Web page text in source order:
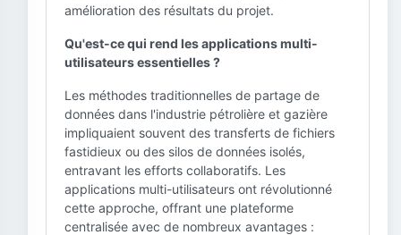
amélioration des résultats du projet.
Qu'est-ce qui rend les applications multi-
utilisateurs essentielles ?
Les méthodes traditionnelles de partage de
données dans l'industrie pétrolière et gazière
impliquaient souvent des transferts de fichiers
fastidieux ou des silos de données isolés,
entravant les efforts collaboratifs. Les
applications multi-utilisateurs ont révolutionné
cette approche, offrant une plateforme
centralisée avec de nombreux avantages :